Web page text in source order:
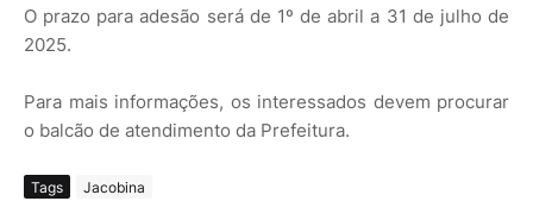
O prazo para adesão será de 1º de abril a 31 de julho de
2025.
Para mais informações, os interessados devem procurar
o balcão de atendimento da Prefeitura.
Tags Jacobina